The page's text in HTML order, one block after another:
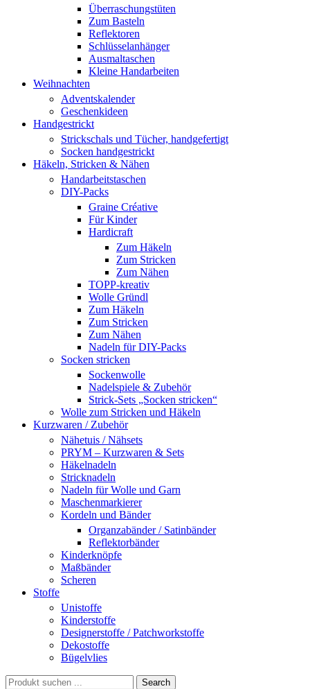
Überraschungstüten
Zum Basteln
Reflektoren
Schlüsselanhänger
Ausmaltaschen
Kleine Handarbeiten
Weihnachten
Adventskalender
Geschenkideen
Handgestrickt
Strickschals und Tücher, handgefertigt
Socken handgestrickt
Häkeln, Stricken & Nähen
Handarbeitstaschen
DIY-Packs
Graine Créative
Für Kinder
Hardicraft
Zum Häkeln
Zum Stricken
Zum Nähen
TOPP-kreativ
Wolle Gründl
Zum Häkeln
Zum Stricken
Zum Nähen
Nadeln für DIY-Packs
Socken stricken
Sockenwolle
Nadelspiele & Zubehör
Strick-Sets „Socken stricken“
Wolle zum Stricken und Häkeln
Kurzwaren / Zubehör
Nähetuis / Nähsets
PRYM – Kurzwaren & Sets
Häkelnadeln
Stricknadeln
Nadeln für Wolle und Garn
Maschenmarkierer
Kordeln und Bänder
Organzabänder / Satinbänder
Reflektorbänder
Kinderknöpfe
Maßbänder
Scheren
Stoffe
Unistoffe
Kinderstoffe
Designerstoffe / Patchworkstoffe
Dekostoffe
Bügelvlies
Search